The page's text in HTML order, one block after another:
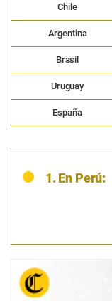
Chile
Argentina
Brasil
Uruguay
España
1. En Perú: